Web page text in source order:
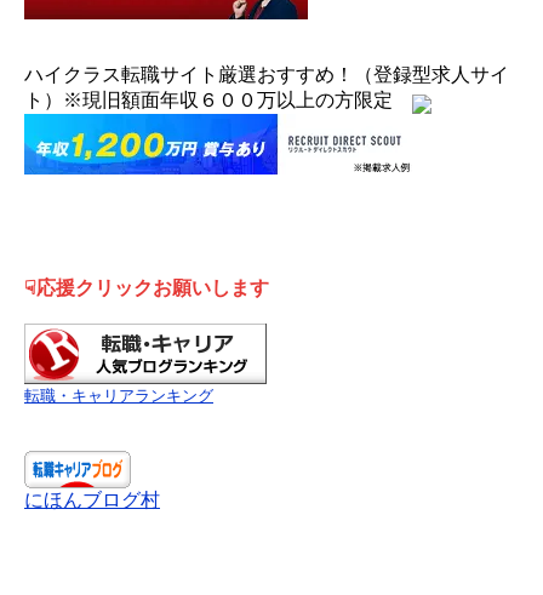
ハイクラス転職サイト厳選おすすめ！（登録型求人サイ
ト）※現旧額面年収６００万以上の方限定
☟応援クリックお願いします
転職・キャリアランキング
にほんブログ村